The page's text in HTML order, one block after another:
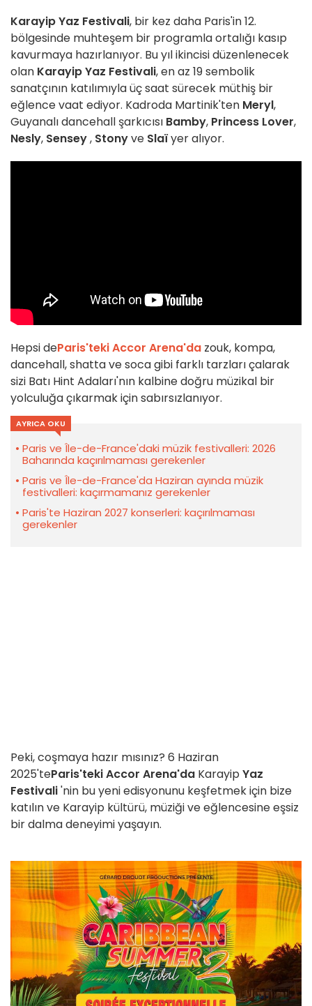
Karayip Yaz Festivali, bir kez daha Paris'in 12.
bölgesinde muhteşem bir programla ortalığı kasıp
kavurmaya hazırlanıyor. Bu yıl ikincisi düzenlenecek
olan Karayip Yaz Festivali, en az 19 sembolik
sanatçının katılımıyla üç saat sürecek müthiş bir
eğlence vaat ediyor. Kadroda Martinik'ten Meryl,
Guyanalı dancehall şarkıcısı Bamby, Princess Lover,
Nesly, Sensey, Stonyve Slaïyer alıyor.
Hepsi deParis'teki Accor Arena'da zouk, kompa,
dancehall, shatta ve soca gibi farklı tarzları çalarak
sizi Batı Hint Adaları'nın kalbine doğru müzikal bir
yolculuğa çıkarmak için sabırsızlanıyor.
AYRICA OKU
Paris ve Île-de-France'daki müzik festivalleri: 2026
Baharında kaçırılmaması gerekenler
Paris ve Île-de-France'da Haziran ayında müzik
festivalleri: kaçırmamanız gerekenler
Paris'te Haziran 2027 konserleri: kaçırılmaması
gerekenler
Peki, coşmaya hazır mısınız? 6 Haziran
2025'teParis'teki Accor Arena'da Karayip Yaz
Festivali'nin bu yeni edisyonunu keşfetmek için bize
katılın ve Karayip kültürü, müziği ve eğlencesine eşsiz
bir dalma deneyimi yaşayın.